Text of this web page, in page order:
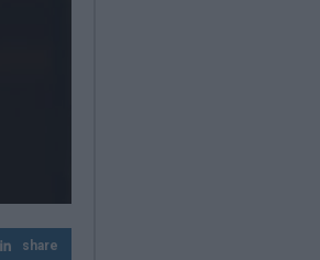
share